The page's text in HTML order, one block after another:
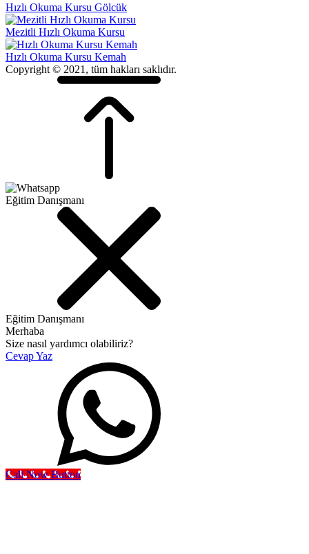
Hızlı Okuma Kursu Gölcük
Mezitli Hızlı Okuma Kursu
Hızlı Okuma Kursu Kemah
Copyright © 2021, tüm hakları saklıdır.
Eğitim Danışmanı
Eğitim Danışmanı
Merhaba
Size nasıl yardımcı olabiliriz?
Cevap Yaz
Call Now Button